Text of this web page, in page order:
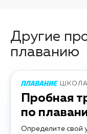
Другие
плаванию
ШКОЛА
Пробная
по
Определите свой